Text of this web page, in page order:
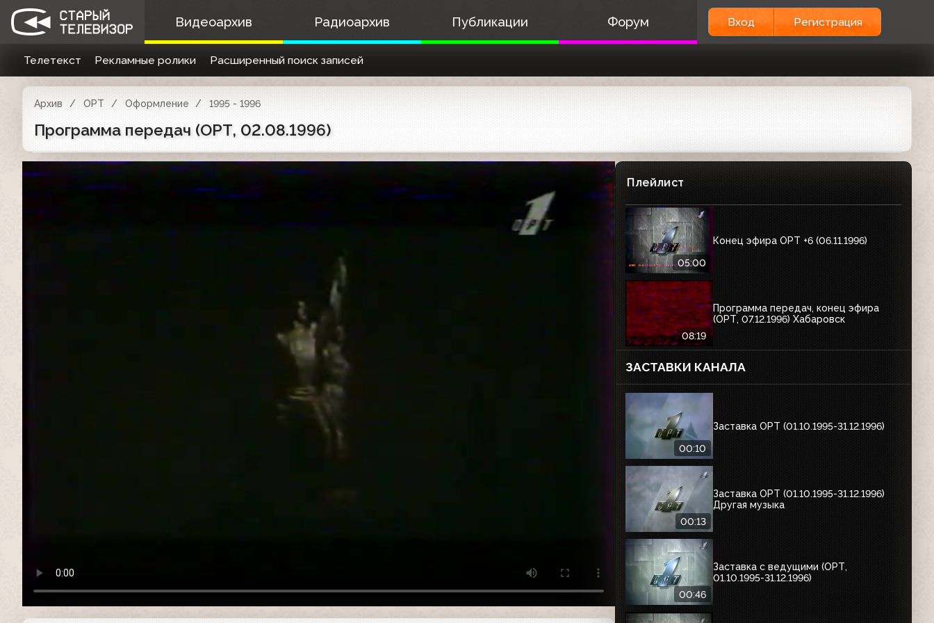
Видеоархив Радиоархив Публикации Форум Вход Регистрация
Телетекст Рекламные ролики Расширенный поиск записей
Архив ОРТ Оформление 1995 - 1996
Программа передач (ОРТ, 02.08.1996)
Плейлист
05:00
Конец эфира ОРТ +6 (06.11.1996)
08:19
Программа передач, конец эфира
(ОРТ, 07.12.1996) Хабаровск
ЗАСТАВКИ КАНАЛА
00:10
Заставка ОРТ (01.10.1995-31.12.1996)
00:13
Заставка ОРТ (01.10.1995-31.12.1996)
Другая музыка
00:46
Заставка с ведущими (ОРТ,
01.10.1995-31.12.1996)